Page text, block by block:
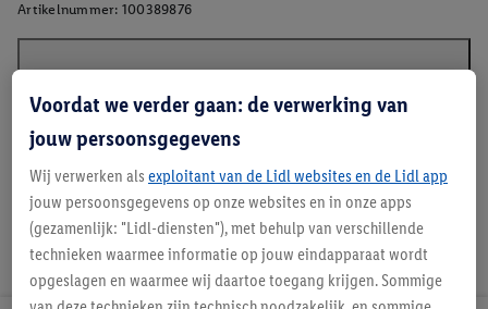
Artikelnummer: 100389876
Voordat we verder gaan: de verwerking van
jouw persoonsgegevens
Wij verwerken als exploitant van de Lidl websites en de Lidl app
jouw persoonsgegevens op onze websites en in onze apps
(gezamenlijk: "Lidl-diensten"), met behulp van verschillende
technieken waarmee informatie op jouw eindapparaat wordt
opgeslagen en waarmee wij daartoe toegang krijgen. Sommige